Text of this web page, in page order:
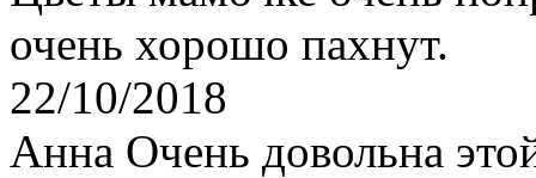
очень хорошо пахнут.
22/10/2018
Анна Очень довольна